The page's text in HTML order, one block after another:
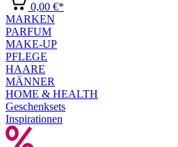
0,00 €*
MARKEN
PARFUM
MAKE-UP
PFLEGE
HAARE
MÄNNER
HOME & HEALTH
Geschenksets
Inspirationen